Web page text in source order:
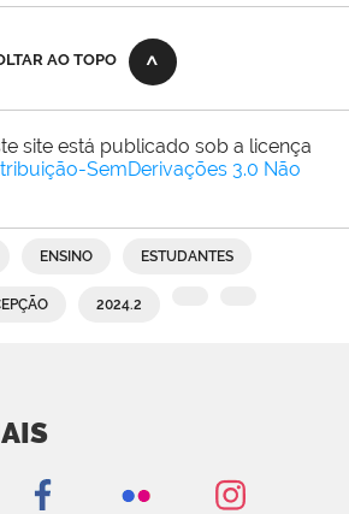
AO TOPO
site está publicado sob a licença
SemDerivações 3.0 Não
ENSINO ESTUDANTES
2024.2